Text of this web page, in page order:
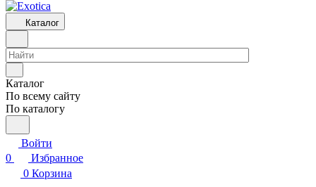
Каталог
Каталог
По всему сайту
По каталогу
Войти
0
Избранное
0 Корзина